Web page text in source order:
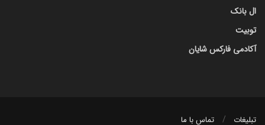
ال بانک
توبیت
آکادمی فارکس شایان
تبلیغات تماس با ما